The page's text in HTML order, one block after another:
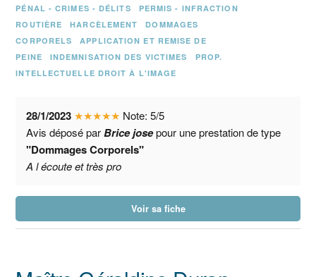
PÉNAL - CRIMES - DÉLITS
PERMIS - INFRACTION
ROUTIÈRE
HARCÈLEMENT
DOMMAGES
CORPORELS
APPLICATION ET REMISE DE
PEINE
INDEMNISATION DES VICTIMES
PROP.
INTELLECTUELLE DROIT À L'IMAGE
28/1/2023 ★★★★★ Note:5/5
Avis déposé par Brice josepour une prestation de type
"Dommages Corporels"
A l écoute et très pro
Voir sa fiche